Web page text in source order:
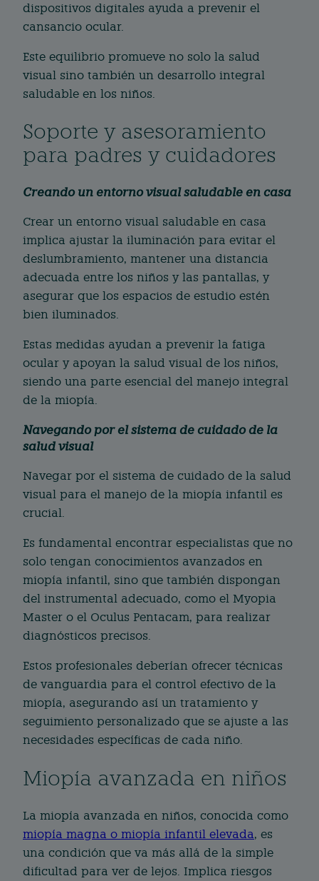
dispositivos digitales ayuda a prevenir el
cansancio ocular.
Este equilibrio promueve no solo la salud
visual sino también un desarrollo integral
saludable en los niños.
Soporte y asesoramiento
para padres y cuidadores
Creando un entorno visual saludable en casa
Crear un entorno visual saludable en casa
implica ajustar la iluminación para evitar el
deslumbramiento, mantener una distancia
adecuada entre los niños y las pantallas, y
asegurar que los espacios de estudio estén
bien iluminados.
Estas medidas ayudan a prevenir la fatiga
ocular y apoyan la salud visual de los niños,
siendo una parte esencial del manejo integral
de la miopía.
Navegando por el sistema de cuidado de la
salud visual
Navegar por el sistema de cuidado de la salud
visual para el manejo de la miopía infantil es
crucial.
Es fundamental encontrar especialistas que no
solo tengan conocimientos avanzados en
miopía infantil, sino que también dispongan
del instrumental adecuado, como el Myopia
Master o el Oculus Pentacam, para realizar
diagnósticos precisos.
Estos profesionales deberían ofrecer técnicas
de vanguardia para el control efectivo de la
miopía, asegurando así un tratamiento y
seguimiento personalizado que se ajuste a las
necesidades específicas de cada niño.
Miopía avanzada en niños
La miopía avanzada en niños, conocida como
miopía magna o miopía infantil elevada, es
una condición que va más allá de la simple
dificultad para ver de lejos. Implica riesgos